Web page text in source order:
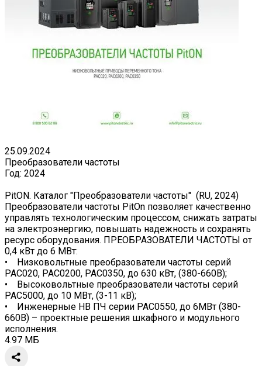
25.09.2024
Преобразователи частоты
Год: 2024
PitON. Каталог "Преобразователи частоты" (RU, 2024)
Преобразователи частоты PitOn позволяет качественно
управлять технологическим процессом, снижать затраты
на электроэнергию, повышать надежность и сохранять
ресурс оборудования. ПРЕОБРАЗОВАТЕЛИ ЧАСТОТЫ от
0,4 кВт до 6 МВт:
• Низковольтные преобразователи частоты серий
PAC020, PAC0200, PAC0350, до 630 кВт, (380-660В);
• Высоковольтные преобразователи частоты серий
PAC5000, до 10 МВт, (3-11 кВ);
• Инженерные НВ ПЧ серии PAC0550, до 6МВт (380-
660В) – проектные решения шкафного и модульного
исполнения.
4.97 МБ